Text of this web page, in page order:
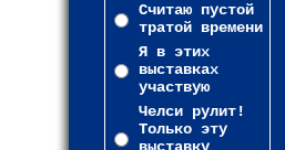
Считаю пустой
тратой времени
Я в этих
выставках
участвую
Челси рулит!
Только эту